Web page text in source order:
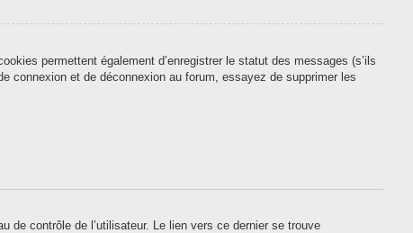
permettent également d’enregistrer le statut des messages (s’ils
connexion et de déconnexion au forum, essayez de supprimer les
contrôle de l’utilisateur. Le lien vers ce dernier se trouve